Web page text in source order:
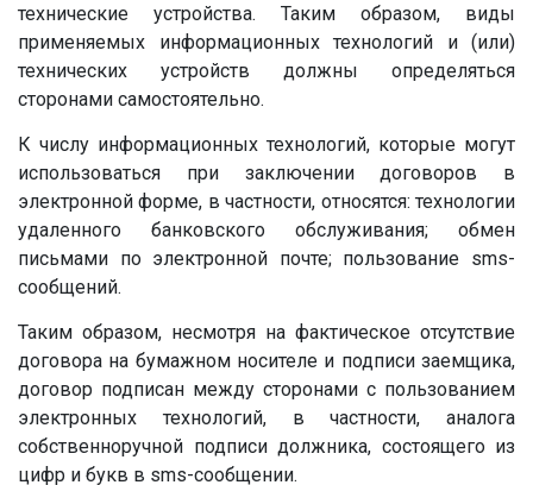
технические устройства. Таким образом, виды
применяемых информационных технологий и (или)
технических устройств должны определяться
сторонами самостоятельно.
К числу информационных технологий, которые могут
использоваться при заключении договоров в
электронной форме, в частности, относятся: технологии
удаленного банковского обслуживания; обмен
письмами по электронной почте; пользование sms-
сообщений.
Таким образом, несмотря на фактическое отсутствие
договора на бумажном носителе и подписи заемщика,
договор подписан между сторонами с пользованием
электронных технологий, в частности, аналога
собственноручной подписи должника, состоящего из
цифр и букв в sms-сообщении.